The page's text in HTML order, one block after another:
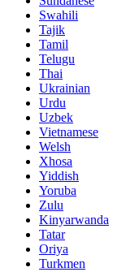
Swahili
Tajik
Tamil
Telugu
Thai
Ukrainian
Urdu
Uzbek
Vietnamese
Welsh
Xhosa
Yiddish
Yoruba
Zulu
Kinyarwanda
Tatar
Oriya
Turkmen